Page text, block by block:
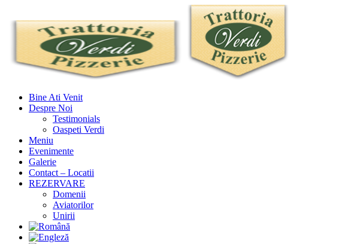
Bine Ati Venit
Despre Noi
Testimonials
Oaspeti Verdi
Meniu
Evenimente
Galerie
Contact – Locatii
REZERVARE
Domenii
Aviatorilor
Unirii